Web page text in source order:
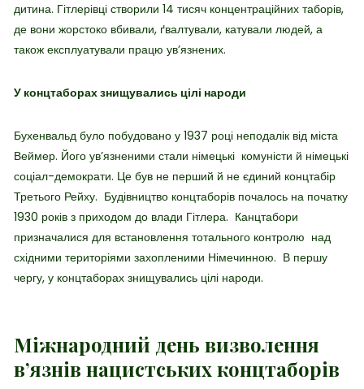
дитина. Гітлерівці створили 14 тисяч концентраційних таборів,
де вони жорстоко вбивали, ґвалтували, катували людей, а
також експлуатували працю ув’язнених.
У концтаборах знищувались цілі народи
Бухенвальд було побудовано у 1937 році неподалік від міста
Веймер. Його ув’язненими стали німецькі комуністи й німецькі
соціал-демократи. Це був не перший й не єдиний концтабір
Третього Рейху. Будівництво концтаборів почалось на початку
1930 років з приходом до влади Гітлера. Канцтабори
призначалися для встановлення тотального контролю над
східними територіями захопленими Німечинною. В першу
чергу, у концтаборах знищувались цілі народи.
Міжнародний день визволення
в’язнів нацистських концтаборів